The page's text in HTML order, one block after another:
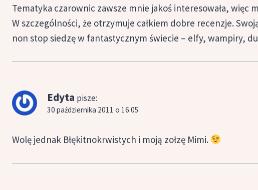
Tematyka czarownic zawsze mnie jakoś interesowała, więc
W szczególności, że otrzymuje całkiem dobre recenzje.
non stop siedzę w fantastycznym świecie – elfy, wampiry,
Edyta pisze:
30 października 2011 o 16:05
Wolę jednak Błękitnokrwistych i moją zołzę Mimi.